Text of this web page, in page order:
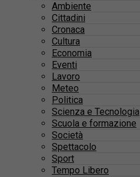
Ambiente
Cittadini
Cronaca
Cultura
Economia
Eventi
Lavoro
Meteo
Politica
Scienza e Tecnologia
Scuola e formazione
Società
Spettacolo
Sport
Tempo Libero